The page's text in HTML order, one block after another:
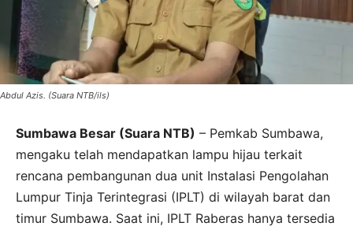
Abdul Azis. (Suara NTB/ils)
Sumbawa Besar (Suara NTB) – Pemkab Sumbawa,
mengaku telah mendapatkan lampu hijau terkait
rencana pembangunan dua unit Instalasi Pengolahan
Lumpur Tinja Terintegrasi (IPLT) di wilayah barat dan
timur Sumbawa. Saat ini, IPLT Raberas hanya tersedia